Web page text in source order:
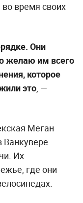
время своих
Они
желаю им всего
которое
это, —
Меган
Ванкувере
Их
где они